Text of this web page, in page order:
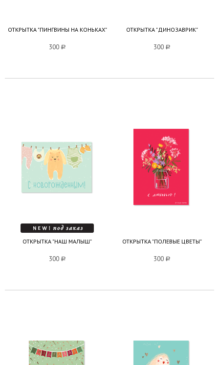
ОТКРЫТКА "ПИНГВИНЫ НА КОНЬКАХ"
300 a
ОТКРЫТКА "ДИНОЗАВРИК"
300 a
ОТКРЫТКА "НАШ МАЛЫШ"
300 a
ОТКРЫТКА "ПОЛЕВЫЕ ЦВЕТЫ"
300 a